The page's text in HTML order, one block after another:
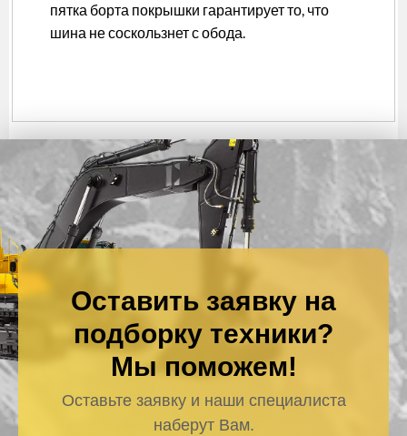
пятка борта покрышки гарантирует то, что
шина не соскользнет с обода.
Оставить заявку на
подборку техники?
Мы поможем!
Оставьте заявку и наши специалиста
наберут Вам.